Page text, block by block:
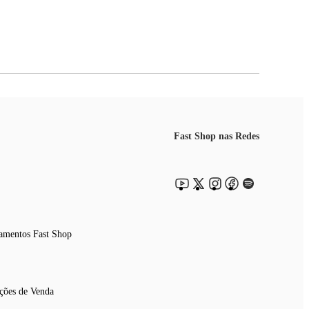
segura para a sua saúde e a da sua família.
Fast Shop
de Venda
Fast Shop nas Redes